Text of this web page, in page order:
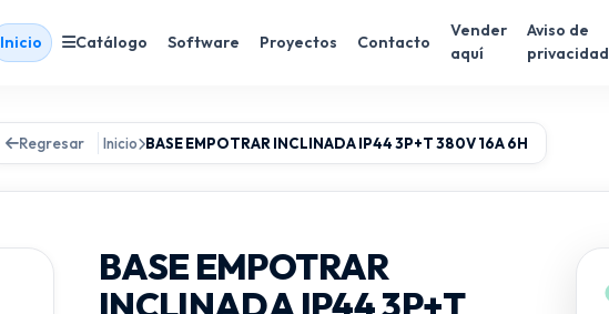
Inicio Catálogo Software Proyectos Contacto
Vender
aquí
Aviso de
privacidad
Regresar Inicio BASE EMPOTRAR INCLINADA IP44 3P+T 380V 16A 6H
BASE EMPOTRAR
INCLINADA IP44 3P+T